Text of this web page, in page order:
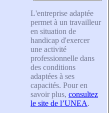
L'entreprise adaptée
permet à un travailleur
en situation de
handicap d'exercer
une activité
professionnelle dans
des conditions
adaptées à ses
capacités. Pour en
savoir plus, consultez
le site de l’UNEA.